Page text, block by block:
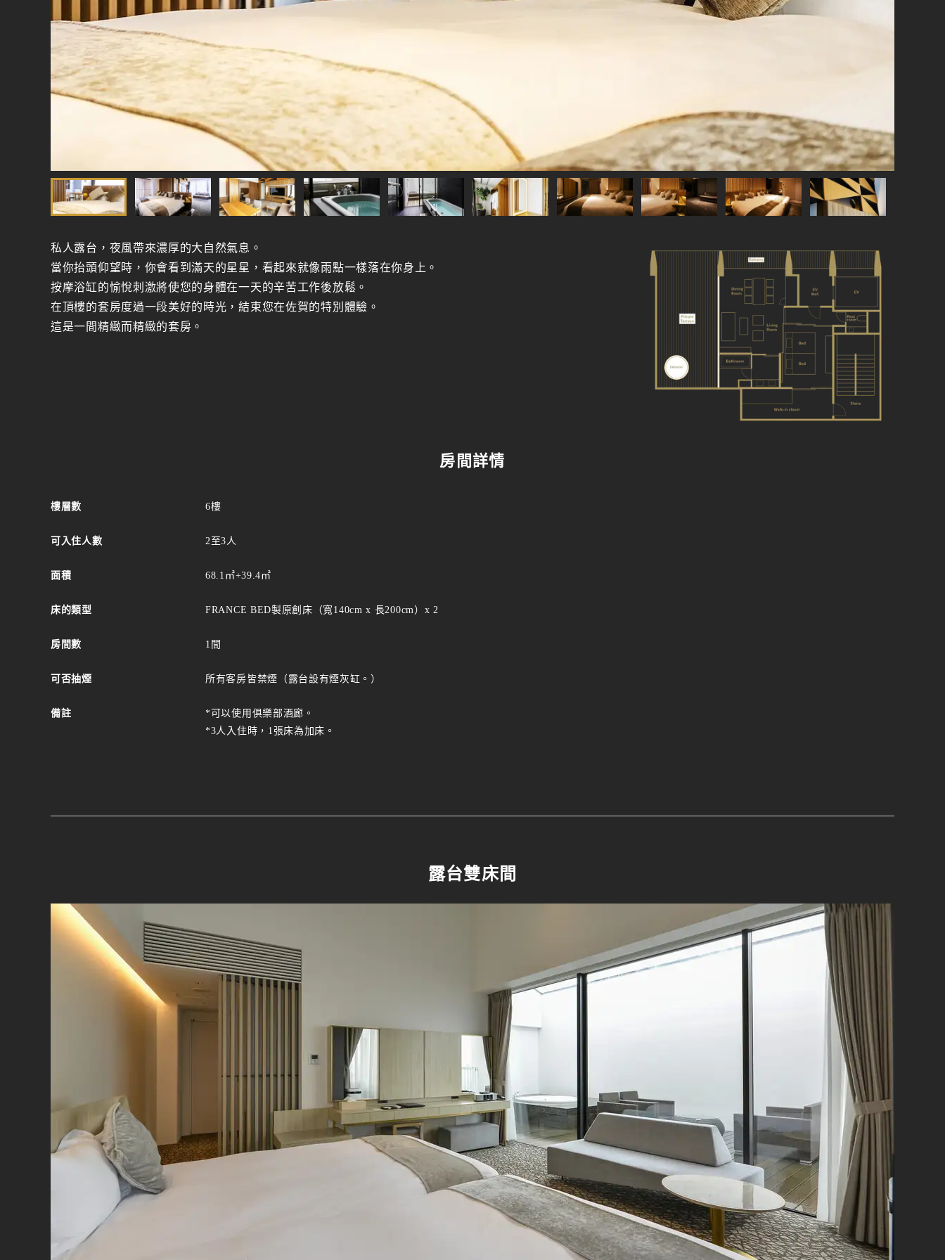
私人露台，夜風帶來濃厚的大自然氣息。
當你抬頭仰望時，你會看到滿天的星星，看起來就像雨點一樣落在你身上。
按摩浴缸的愉悅刺激將使您的身體在一天的辛苦工作後放鬆。
在頂樓的套房度過一段美好的時光，結束您在佐賀的特別體驗。
這是一間精緻而精緻的套房。
房間詳情
樓層數 6樓
可入住人數 2至3人
面積 68.1㎡+39.4㎡
床的類型 FRANCE BED製原創床（寬140cm x 長200cm）x 2
房間數 1間
可否抽煙 所有客房皆禁煙（露台設有煙灰缸。）
備註
*可以使用俱樂部酒廊。
*3人入住時，1張床為加床。
露台雙床間